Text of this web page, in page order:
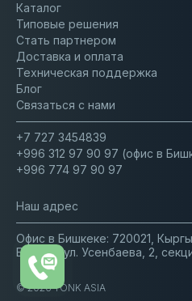
Тонк Азия на Digital
17.06
Каталог
Типовые решения
Стать партнером
Доставка и оплата
Техническая поддержка
Блог
Связаться с нами
+7 727 3454839
+996 312 97 90 97 (офис в
+996 774 97 90 97
Наш адрес
Офис в Бишкеке: 720021,
Бишкек, ул. Усенбаева, 2,
© 2026 TONK ASIA